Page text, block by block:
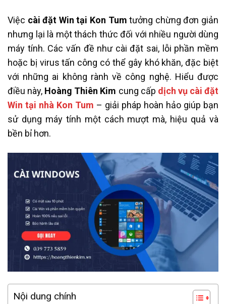
Việc cài đặt Win tại Kon Tum tưởng chừng đơn giản
nhưng lại là một thách thức đối với nhiều người dùng
máy tính. Các vấn đề như cài đặt sai, lỗi phần mềm
hoặc bị virus tấn công có thể gây khó khăn, đặc biệt
với những ai không rành về công nghệ. Hiểu được
điều này, Hoàng Thiên Kim cung cấp dịch vụ cài đặt
Win tại nhà Kon Tum – giải pháp hoàn hảo giúp bạn
sử dụng máy tính một cách mượt mà, hiệu quả và
bền bỉ hơn.
Nội dung chính